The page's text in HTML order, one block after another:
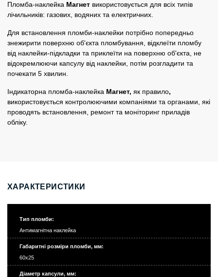
Пломба-наклейка Магнет використовується для всіх типів
лічильників: газових, водяних та електричних.
Для встановлення пломби-наклейки потрібно попередньо
знежирити поверхню об'єкта пломбування, відклеїти пломбу
від наклейки-підкладки та приклеїти на поверхню об'єкта, не
відокремлюючи капсулу від наклейки, потім розгладити та
почекати 5 хвилин.
Індикаторна пломба-наклейка Магнет, як правило,
використовується контролюючими компаніями та органами, які
проводять встановлення, ремонт та моніторинг приладів
обліку.
ХАРАКТЕРИСТИКИ
Тип пломби:
Антимагнітна наклейка
Габаритні розміри пломби, мм:
60х25
Діаметр капсули, мм: